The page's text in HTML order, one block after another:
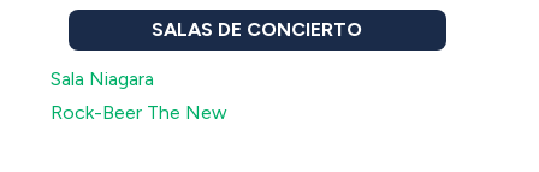
SALAS DE CONCIERTO
Sala Niagara
Rock-Beer The New